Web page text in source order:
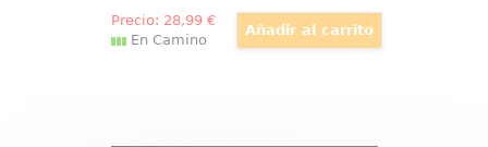
Precio: 28,99€
En Camino